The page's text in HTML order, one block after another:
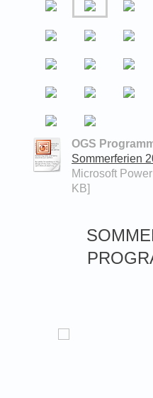
OGS
Sommerferien
Microsoft
KB]